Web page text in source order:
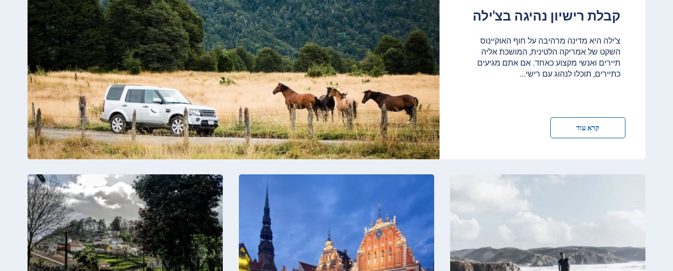
קבלת רישיון נהיגה בצ'ילה
צ’ילה היא מדינה מרהיבה על חוף האוקיינוס
השקט של אמריקה הלטינית, המושכת אליה
תיירים ואנשי מקצוע כאחד. אם אתם מגיעים
כתיירים, תוכלו לנהוג עם רישי...
קרא עוד